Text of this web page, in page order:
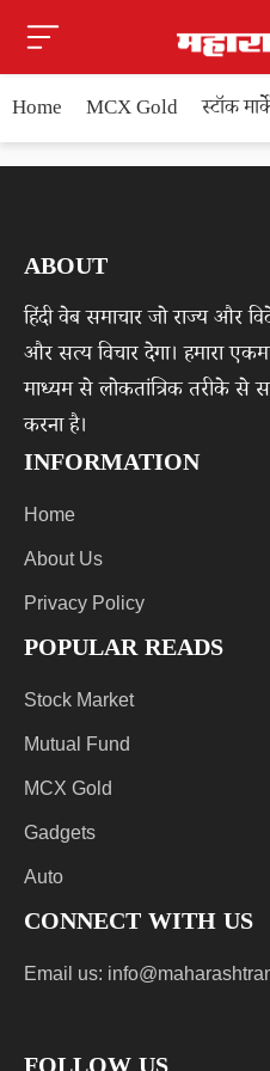
Home MCX Gold स्टॉक
ABOUT
हिंदी वेब समाचार जो राज्य और
और सत्य विचार देगा। हमारा
माध्यम से लोकतांत्रिक तरीके से
करना है।
INFORMATION
Home
About Us
Privacy Policy
POPULAR READS
Stock Market
Mutual Fund
MCX Gold
Gadgets
Auto
CONNECT WITH US
Email us: